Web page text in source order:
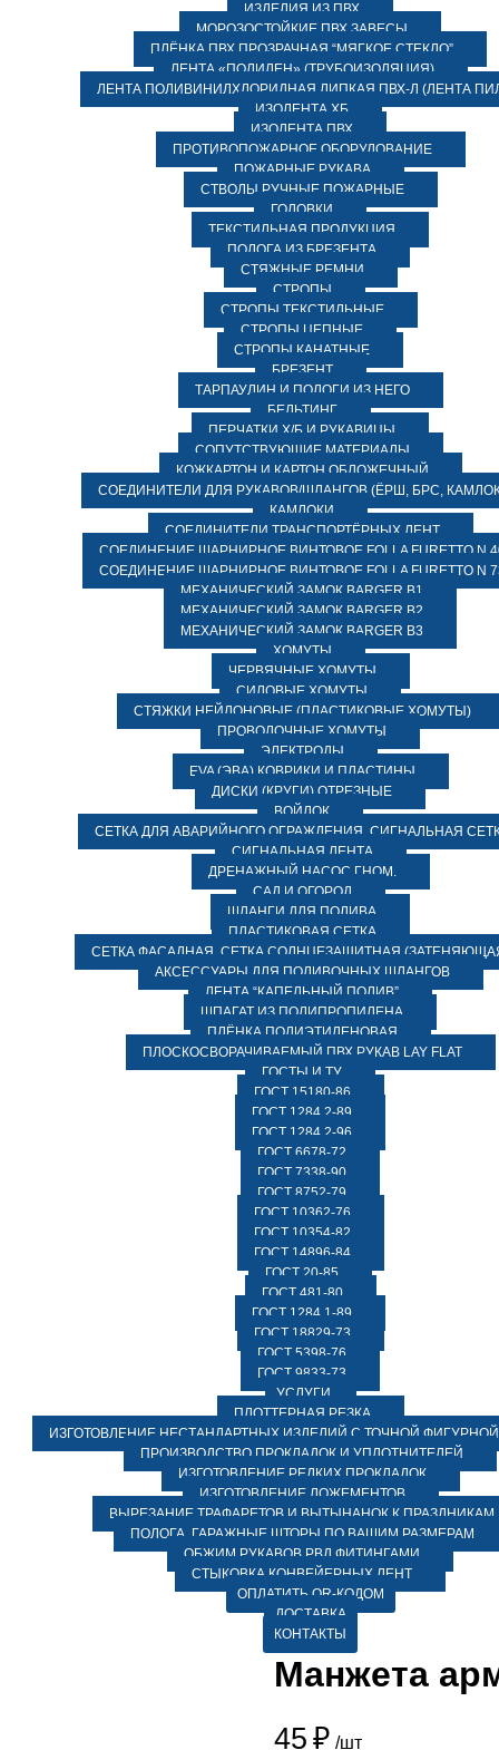
ИЗДЕЛИЯ ИЗ ПВХ
МОРОЗОСТОЙКИЕ ПВХ ЗАВЕСЫ
ПЛЁНКА ПВХ ПРОЗРАЧНАЯ “МЯГКОЕ СТЕКЛО”
ЛЕНТА «ПОЛИЛЕН» (ТРУБОИЗОЛЯЦИЯ)
ЛЕНТА ПОЛИВИНИЛХЛОРИДНАЯ ЛИПКАЯ ПВХ-Л (ЛЕНТА
ИЗОЛЕНТА ХБ
ИЗОЛЕНТА ПВХ
ПРОТИВОПОЖАРНОЕ ОБОРУДОВАНИЕ
ПОЖАРНЫЕ РУКАВА
СТВОЛЫ РУЧНЫЕ ПОЖАРНЫЕ
ГОЛОВКИ
ТЕКСТИЛЬНАЯ ПРОДУКЦИЯ
ПОЛОГА ИЗ БРЕЗЕНТА
СТЯЖНЫЕ РЕМНИ
СТРОПЫ
СТРОПЫ ТЕКСТИЛЬНЫЕ
СТРОПЫ ЦЕПНЫЕ
СТРОПЫ КАНАТНЫЕ
БРЕЗЕНТ
ТАРПАУЛИН И ПОЛОГИ ИЗ НЕГО
БЕЛЬТИНГ
ПЕРЧАТКИ Х/Б И РУКАВИЦЫ
СОПУТСТВУЮЩИЕ МАТЕРИАЛЫ
КОЖКАРТОН И КАРТОН ОБЛОЖЕЧНЫЙ
СОЕДИНИТЕЛИ ДЛЯ РУКАВОВ/ШЛАНГОВ (ЁРШ, БРС,
КАМЛОКИ
СОЕДИНИТЕЛИ ТРАНСПОРТЁРНЫХ ЛЕНТ
СОЕДИНЕНИЕ ШАРНИРНОЕ ВИНТОВОЕ FOLLA FURETTO N
СОЕДИНЕНИЕ ШАРНИРНОЕ ВИНТОВОЕ FOLLA FURETTO N
МЕХАНИЧЕСКИЙ ЗАМОК BARGER B1
МЕХАНИЧЕСКИЙ ЗАМОК BARGER B2
МЕХАНИЧЕСКИЙ ЗАМОК BARGER B3
ХОМУТЫ
ЧЕРВЯЧНЫЕ ХОМУТЫ
СИЛОВЫЕ ХОМУТЫ
СТЯЖКИ НЕЙЛОНОВЫЕ (ПЛАСТИКОВЫЕ ХОМУТЫ)
ПРОВОЛОЧНЫЕ ХОМУТЫ
ЭЛЕКТРОДЫ
EVA (ЭВА) КОВРИКИ И ПЛАСТИНЫ
ДИСКИ (КРУГИ) ОТРЕЗНЫЕ
ВОЙЛОК
СЕТКА ДЛЯ АВАРИЙНОГО ОГРАЖДЕНИЯ, СИГНАЛЬНАЯ
СИГНАЛЬНАЯ ЛЕНТА
ДРЕНАЖНЫЙ НАСОС ГНОМ.
САД И ОГОРОД
ШЛАНГИ ДЛЯ ПОЛИВА
ПЛАСТИКОВАЯ СЕТКА
СЕТКА ФАСАДНАЯ. СЕТКА СОЛНЦЕЗАЩИТНАЯ
АКСЕССУАРЫ ДЛЯ ПОЛИВОЧНЫХ ШЛАНГОВ
ЛЕНТА “КАПЕЛЬНЫЙ ПОЛИВ”
ШПАГАТ ИЗ ПОЛИПРОПИЛЕНА
ПЛЁНКА ПОЛИЭТИЛЕНОВАЯ
ПЛОСКОСВОРАЧИВАЕМЫЙ ПВХ РУКАВ LAY FLAT
ГОСТЫ И ТУ
ГОСТ 15180-86
ГОСТ 1284.2-89
ГОСТ 1284.2-96
ГОСТ 6678-72
ГОСТ 7338-90
ГОСТ 8752-79
ГОСТ 10362-76
ГОСТ 10354-82
ГОСТ 14896-84
ГОСТ 20-85
ГОСТ 481-80
ГОСТ 1284.1-89
ГОСТ 18829-73
ГОСТ 5398-76
ГОСТ 9833-73
УСЛУГИ
ПЛОТТЕРНАЯ РЕЗКА
ИЗГОТОВЛЕНИЕ НЕСТАНДАРТНЫХ ИЗДЕЛИЙ С ТОЧНОЙ ФИГУРНОЙ
ПРОИЗВОДСТВО ПРОКЛАДОК И УПЛОТНИТЕЛЕЙ
ИЗГОТОВЛЕНИЕ РЕДКИХ ПРОКЛАДОК
ИЗГОТОВЛЕНИЕ ЛОЖЕМЕНТОВ
ВЫРЕЗАНИЕ ТРАФАРЕТОВ И ВЫТЫНАНОК К ПРАЗДНИКАМ
ПОЛОГА, ГАРАЖНЫЕ ШТОРЫ ПО ВАШИМ РАЗМЕРАМ
ОБЖИМ РУКАВОВ РВД ФИТИНГАМИ
СТЫКОВКА КОНВЕЙЕРНЫХ ЛЕНТ
ОПЛАТИТЬ QR-КОДОМ
ДОСТАВКА
КОНТАКТЫ
Манжета
45 ₽ /шт